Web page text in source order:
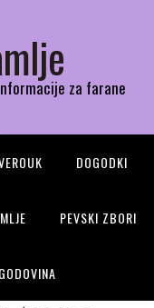
za farane
DOGODKI
PEVSKI ZBORI